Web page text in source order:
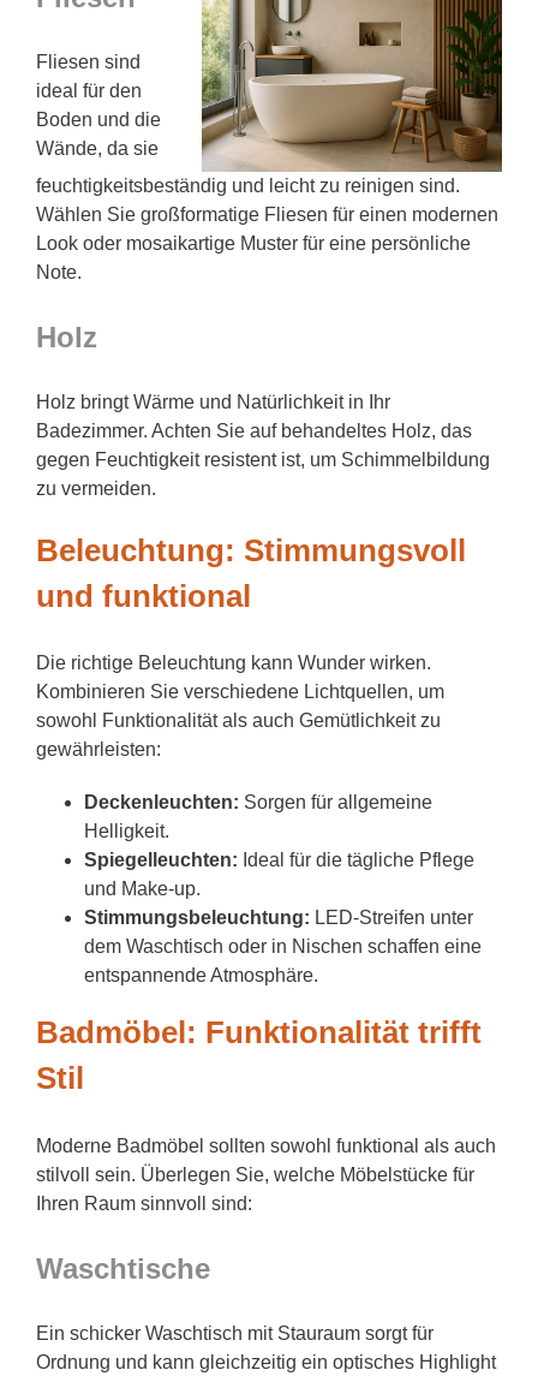
Fliesen sind
ideal für den
Boden und die
Wände, da sie
feuchtigkeitsbeständig und leicht zu reinigen sind.
Wählen Sie großformatige Fliesen für einen modernen
Look oder mosaikartige Muster für eine persönliche
Note.
Holz
Holz bringt Wärme und Natürlichkeit in Ihr
Badezimmer. Achten Sie auf behandeltes Holz, das
gegen Feuchtigkeit resistent ist, um Schimmelbildung
zu vermeiden.
Beleuchtung: Stimmungsvoll
und funktional
Die richtige Beleuchtung kann Wunder wirken.
Kombinieren Sie verschiedene Lichtquellen, um
sowohl Funktionalität als auch Gemütlichkeit zu
gewährleisten:
Deckenleuchten: Sorgen für allgemeine
Helligkeit.
Spiegelleuchten: Ideal für die tägliche Pflege
und Make-up.
Stimmungsbeleuchtung: LED-Streifen unter
dem Waschtisch oder in Nischen schaffen eine
entspannende Atmosphäre.
Badmöbel: Funktionalität trifft
Stil
Moderne Badmöbel sollten sowohl funktional als auch
stilvoll sein. Überlegen Sie, welche Möbelstücke für
Ihren Raum sinnvoll sind:
Waschtische
Ein schicker Waschtisch mit Stauraum sorgt für
Ordnung und kann gleichzeitig ein optisches Highlight